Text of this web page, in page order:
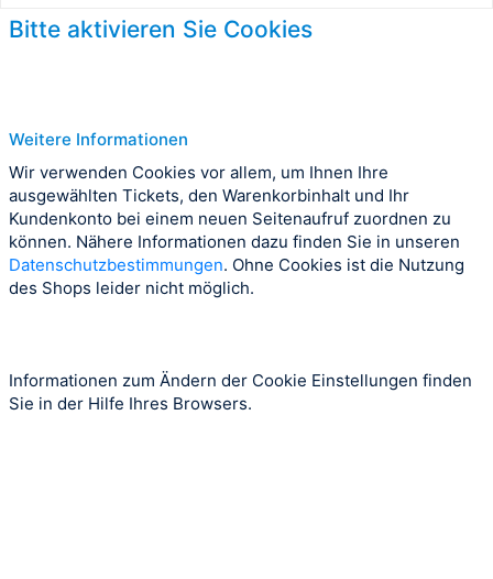
Bitte aktivieren Sie Cookies
Weitere Informationen
Wir verwenden Cookies vor allem, um Ihnen Ihre
ausgewählten Tickets, den Warenkorbinhalt und Ihr
Kundenkonto bei einem neuen Seitenaufruf zuordnen zu
können. Nähere Informationen dazu finden Sie in unseren
Datenschutzbestimmungen. Ohne Cookies ist die Nutzung
des Shops leider nicht möglich.
Informationen zum Ändern der Cookie Einstellungen finden
Sie in der Hilfe Ihres Browsers.